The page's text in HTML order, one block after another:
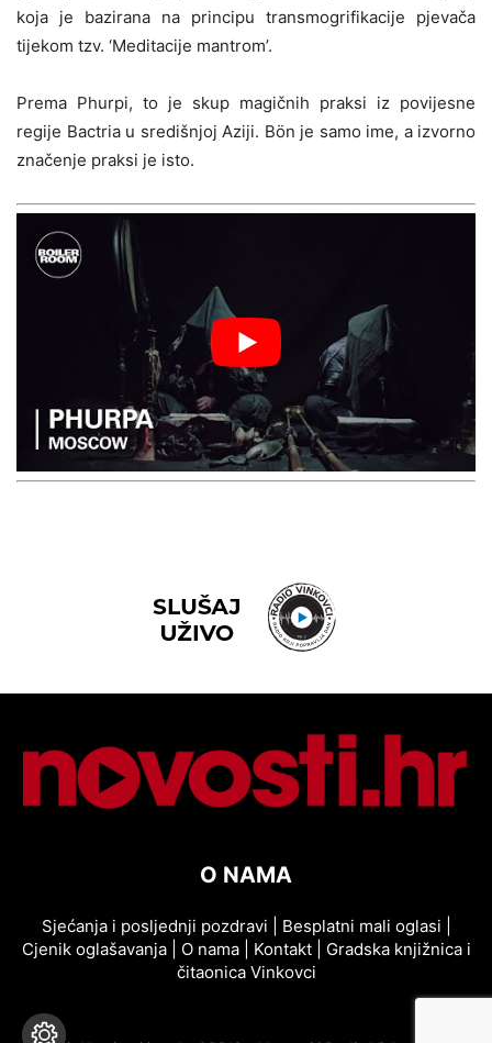
koja je bazirana na principu transmogrifikacije pjevača
tijekom tzv. ‘Meditacije mantrom’.
Prema Phurpi, to je skup magičnih praksi iz povijesne
regije Bactria u središnjoj Aziji. Bön je samo ime, a izvorno
značenje praksi je isto.
O NAMA
Sjećanja i posljednji pozdravi Besplatni mali oglasi
Cjenik oglašavanja| O nama| Kontakt| Gradska knjižnica i
čitaonica Vinkovci